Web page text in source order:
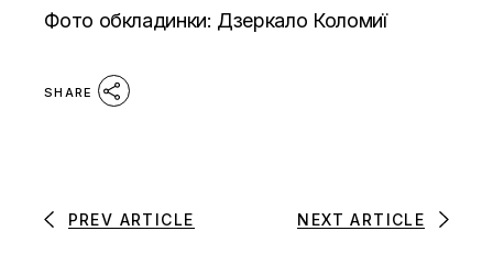
Фото обкладинки: Дзеркало Коломиї
SHARE
PREV ARTICLE NEXT ARTICLE